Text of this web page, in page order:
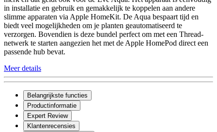
in installatie en gebruik en gemakkelijk te koppelen aan andere
slimme apparaten via Apple HomeKit. De Aqua bespaart tijd en
biedt veel mogelijkheden om je planten geautomatiseerd te
verzorgen. Bovendien is deze bundel perfect om met een Thread-
netwerk te starten aangezien het met de Apple HomePod direct een
passende hub bevat.
Meer details
Belangrijkste functies
Productinformatie
Expert Review
Klantenrecensies